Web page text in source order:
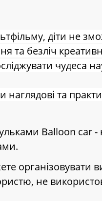
діти не
та безліч
чудеса
наглядові та
Balloon car -
організовувати
не